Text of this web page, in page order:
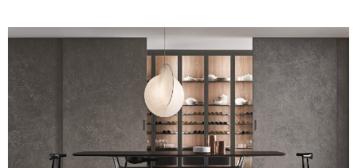
Unmute Settings